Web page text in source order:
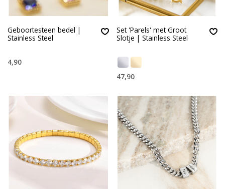
Geboortesteen bedel |
Stainless Steel
4,90
Set 'Parels' met Groot
Slotje | Stainless Steel
47,90